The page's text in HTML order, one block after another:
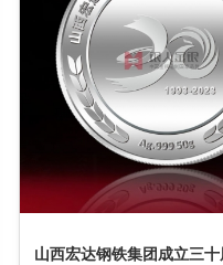
山西宏达钢铁集团成立三